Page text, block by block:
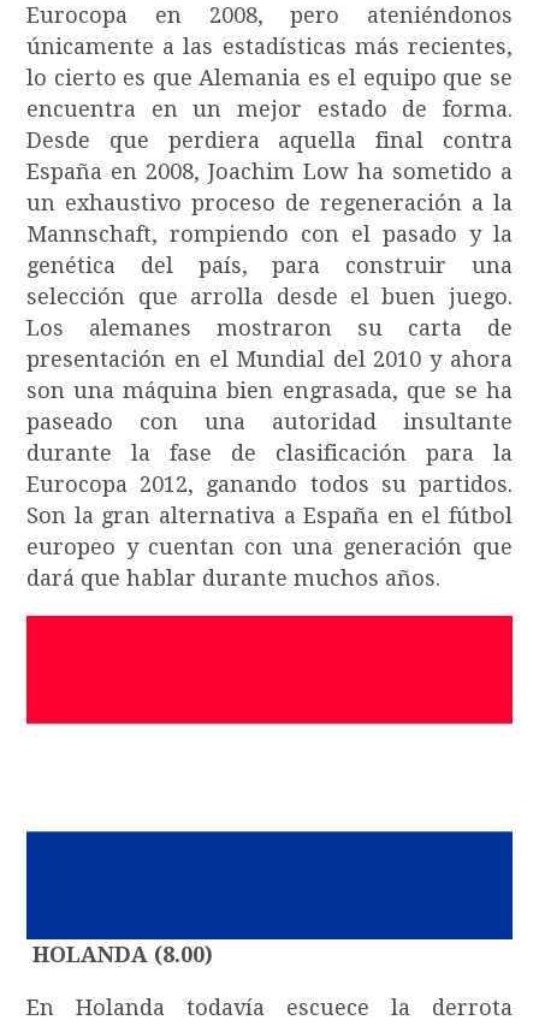
Eurocopa en 2008, pero ateniéndonos
únicamente a las estadísticas más recientes,
lo cierto es que Alemania es el equipo que se
encuentra en un mejor estado de forma.
Desde que perdiera aquella final contra
España en 2008, Joachim Low ha sometido a
un exhaustivo proceso de regeneración a la
Mannschaft, rompiendo con el pasado y la
genética del país, para construir una
selección que arrolla desde el buen juego.
Los alemanes mostraron su carta de
presentación en el Mundial del 2010 y ahora
son una máquina bien engrasada, que se ha
paseado con una autoridad insultante
durante la fase de clasificación para la
Eurocopa 2012, ganando todos su partidos.
Son la gran alternativa a España en el fútbol
europeo y cuentan con una generación que
dará que hablar durante muchos años.
HOLANDA (8.00)
En Holanda todavía escuece la derrota